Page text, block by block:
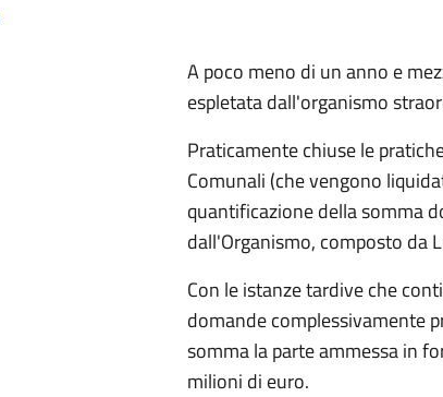
A poco meno di un anno e
espletata dall'organismo
Praticamente chiuse le
Comunali (che vengono
quantificazione della somma
dall'Organismo, composto da
Con le istanze tardive che
domande complessivamente
somma la parte ammessa in
milioni di euro.